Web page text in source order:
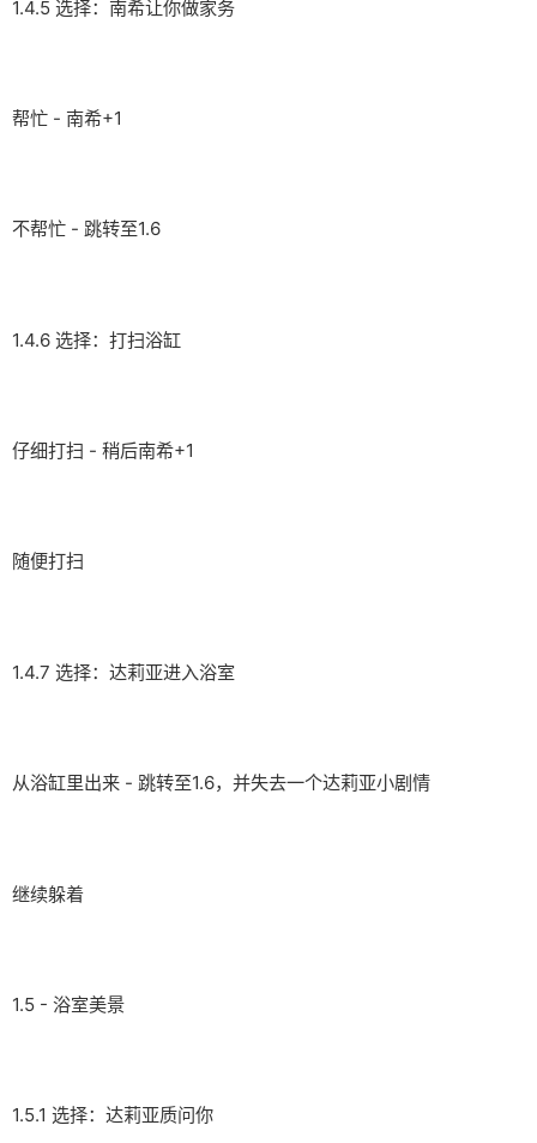
1.4.5 选择：南希让你做家务
帮忙 - 南希+1
不帮忙 - 跳转至1.6
1.4.6 选择：打扫浴缸
仔细打扫 - 稍后南希+1
随便打扫
1.4.7 选择：达莉亚进入浴室
从浴缸里出来 - 跳转至1.6，并失去一个达莉亚小剧情
继续躲着
1.5 - 浴室美景
1.5.1 选择：达莉亚质问你